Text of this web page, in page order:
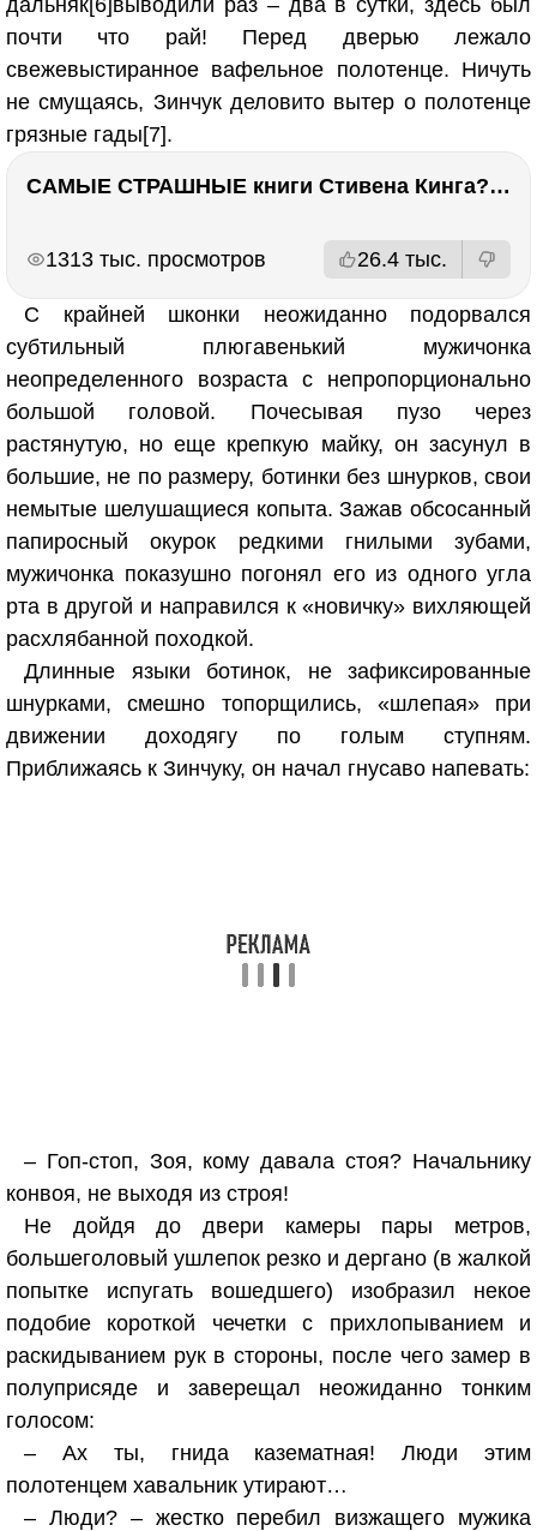
дальняк[6]выводили раз – два в сутки, здесь был
почти что рай! Перед дверью лежало
свежевыстиранное вафельное полотенце. Ничуть
не смущаясь, Зинчук деловито вытер о полотенце
грязные гады[7].
САМЫЕ СТРАШНЫЕ книги Стивена Кинга???
1313 тыс. просмотров 26.4 тыс.
С крайней шконки неожиданно подорвался
субтильный плюгавенький мужичонка
неопределенного возраста с непропорционально
большой головой. Почесывая пузо через
растянутую, но еще крепкую майку, он засунул в
большие, не по размеру, ботинки без шнурков, свои
немытые шелушащиеся копыта. Зажав обсосанный
папиросный окурок редкими гнилыми зубами,
мужичонка показушно погонял его из одного угла
рта в другой и направился к «новичку» вихляющей
расхлябанной походкой.
Длинные языки ботинок, не зафиксированные
шнурками, смешно топорщились, «шлепая» при
движении доходягу по голым ступням.
Приближаясь к Зинчуку, он начал гнусаво напевать:
– Гоп-стоп, Зоя, кому давала стоя? Начальнику
конвоя, не выходя из строя!
Не дойдя до двери камеры пары метров,
большеголовый ушлепок резко и дергано (в жалкой
попытке испугать вошедшего) изобразил некое
подобие короткой чечетки с прихлопыванием и
раскидыванием рук в стороны, после чего замер в
полуприсяде и заверещал неожиданно тонким
голосом:
– Ах ты, гнида казематная! Люди этим
полотенцем хавальник утирают…
– Люди? – жестко перебил визжащего мужика